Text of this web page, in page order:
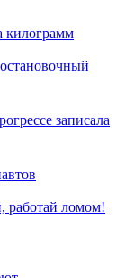
килограмм
записала
работай ломом!